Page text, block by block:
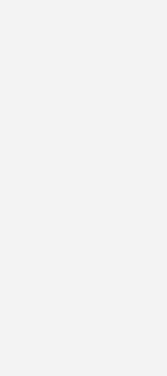
Das geht
hervor. Dort
der EU gefordert
um
die solare
kostenlosen
verkennt,
für kleine